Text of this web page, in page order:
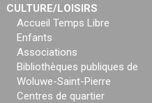
CULTURE/LOISIRS
Accueil Temps Libre
Enfants
Associations
Bibliothèques publiques de
Woluwe-Saint-Pierre
Centres de quartier